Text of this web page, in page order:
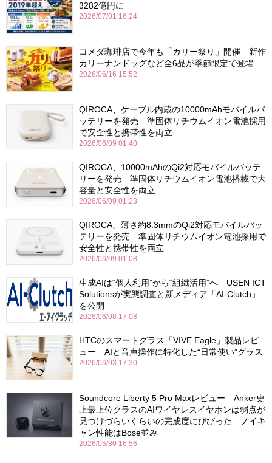
3282億円に
2026/07/01 16:24
コメダ珈琲店で今年も「カリー祭り」開催 新作
カリーナンドッグなど全6品が季節限定で登場
2026/06/16 15:52
QIROCA、ケーブル内蔵の10000mAhモバイルバ
ッテリーを発売 準固体リチウムイオン電池採用
で安全性と携帯性を両立
2026/06/09 01:40
QIROCA、10000mAhのQi2対応モバイルバッテ
リーを発売 準固体リチウムイオン電池搭載で大
容量と安全性を両立
2026/06/09 01:23
QIROCA、薄さ約8.3mmのQi2対応モバイルバッ
テリーを発売 準固体リチウムイオン電池採用で
安全性と携帯性を両立
2026/06/09 01:08
生成AIは“個人利用”から“組織活用”へ USEN ICT
Solutionsが実態調査と新メディア「AI-Clutch」
を公開
2026/06/08 17:08
HTCのスマートグラス「VIVE Eagle」製品レビ
ュー AIと音声操作に特化した“日常使い”グラス
2026/06/03 17:30
Soundcore Liberty 5 Pro Maxレビュー Anker史
上最上位クラスのAIワイヤレスイヤホンは弱点が
見つけづらいくらいの完成度にびびった ノイキ
ャン性能はBose並み
2026/05/30 16:56